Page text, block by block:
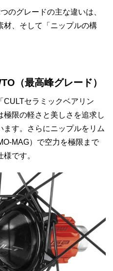
のグレードの主な違いは、
材、そして「ニップルの構
（最高峰グレード）
CULTセラミックベアリン
限の軽さと美しさを追求し
す。さらにニップルをリム
MAG）で空力を極限まで
です。